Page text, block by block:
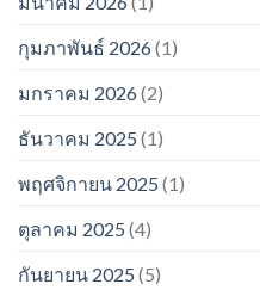
กุมภาพันธ์ 2026(1)
มกราคม 2026(2)
ธันวาคม 2025 (1)
พฤศจิกายน 2025 (1)
ตุลาคม 2025 (4)
กันยายน 2025 (5)